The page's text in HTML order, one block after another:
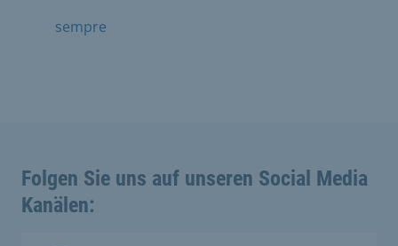
sempre
Folgen Sie uns auf unseren Social Media
Kanälen: